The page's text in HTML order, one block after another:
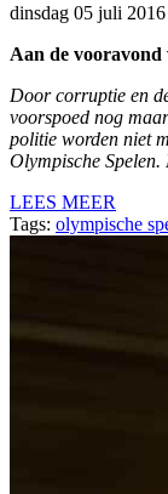
dinsdag 05 juli 2016
Aan de vooravond
Door corruptie en
voorspoed nog
politie worden niet
Olympische
LEES MEER
Tags: olympische